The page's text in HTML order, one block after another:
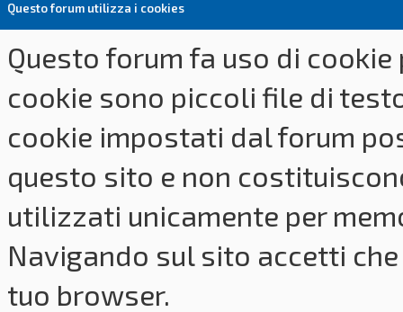
Questo forum utilizza i cookies
Questo forum fa uso di
cookie sono piccoli file di
cookie impostati dal forum
questo sito e non
utilizzati unicamente per
Navigando sul sito accetti
tuo browser.